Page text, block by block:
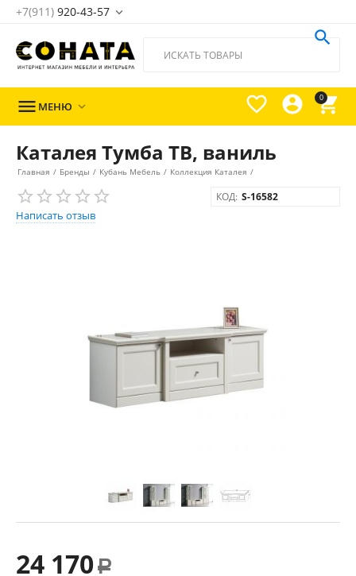
+7(911) 920-43-57 
0




 МЕНЮ 
Каталея Тумба ТВ, ваниль
Главная / Бренды / Кубань Мебель / Коллекция Каталея /
Написать отзыв
КОД: S-16582
24 170 Р